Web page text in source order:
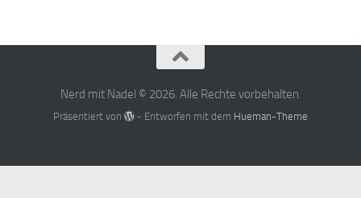
Nerd mit Nadel © 2026. Alle Rechte vorbehalten.
Präsentiert von - Entworfen mit dem Hueman-Theme